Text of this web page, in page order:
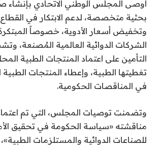
أوصى المجلس الوطني الاتحادي بإنشاء
بحثية متخصصة، لدعم الابتكار في القطاع
وتخفيض أسعار الأدوية، خصوصاً
الشركات الدوائية العالمية المُصنعة،
التأمين على اعتماد المنتجات الطبية
تغطيتها الطبية، وإعطاء المنتجات الطبية
في المناقصات الحكومية.
وتضمنت توصيات المجلس، التي تم
مناقشته «سياسة الحكومة في تحقيق
للصناعات الدوائية والمستلزمات